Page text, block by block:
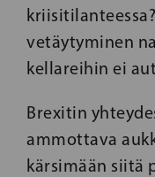
vetäytyminen
kellareihin ei
Brexitin
ammottava
kärsimään siitä